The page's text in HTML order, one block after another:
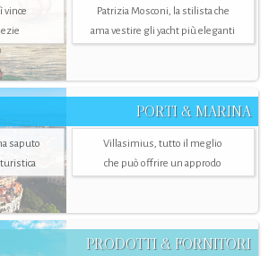
vince
Patrizia Mosconi, la stilista che
ama vestire gli yacht più eleganti
PORTI & MARINA
saputo
Villasimius, tutto il meglio
che può offrire un approdo
PRODOTTI & FORNITORI